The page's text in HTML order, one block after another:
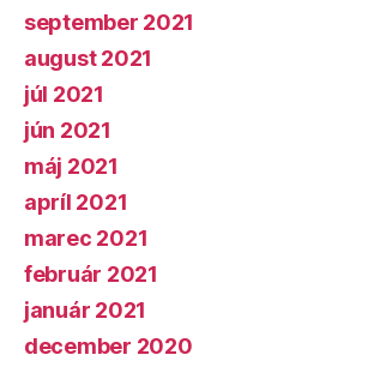
september 2021
august 2021
júl 2021
jún 2021
máj 2021
apríl 2021
marec 2021
február 2021
január 2021
december 2020